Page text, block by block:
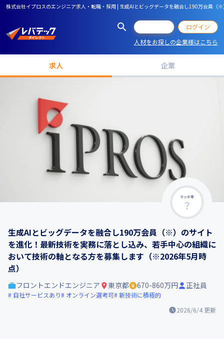
株式会社イプロスのエンジニア求人・転職・採用 | 生成AIとビッグデータを融合し190万会員
ログイン
人材をお探しの企業様はこちら
求人 企業
マッチ率
生成AIとビッグデータを融合し190万会員（※）のサイト
を進化！最新技術を実務に落とし込み、若手中心の組織に
おいて技術の軸となる方を募集します（※2026年5月時
点）
2026/6/4 更新
フロントエンドエンジニア 東京都 670-860万円 正社員
自社サービスあり オンライン選考可 新技術に積極的